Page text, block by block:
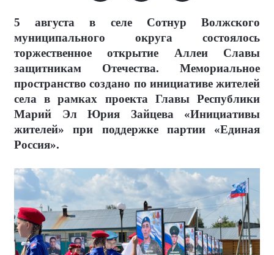
5 августа в селе Сотнур Волжского
муниципального округа состоялось
торжественное открытие Аллеи Славы
защитникам Отечества. Мемориальное
пространство создано по инициативе жителей
села в рамках проекта Главы Республики
Марий Эл Юрия Зайцева «Инициативы
жителей» при поддержке партии «Единая
Россия».